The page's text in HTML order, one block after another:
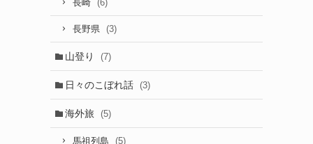
長崎 (6)
長野県 (3)
山登り (7)
日々のこぼれ話 (3)
海外旅 (5)
馬祖列島 (5)